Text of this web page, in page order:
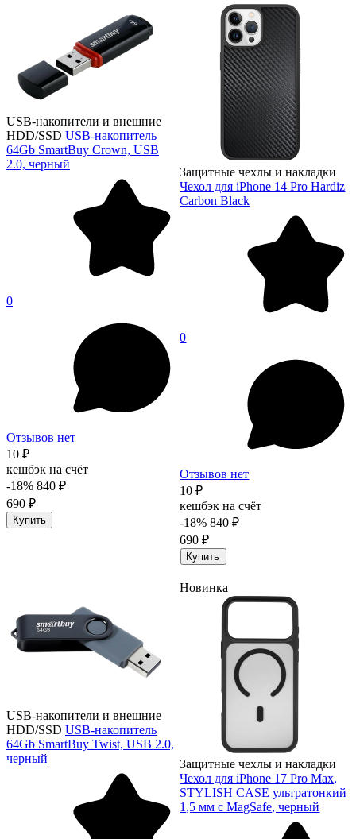
USB-накопители и внешние
HDD/SSD USB-накопитель
64Gb SmartBuy Crown, USB
2.0, черный
0
Отзывов нет
10 ₽
кешбэк на счёт
-18% 840 ₽
690 ₽
Купить
Защитные чехлы и накладки
Чехол для iPhone 14 Pro Hardiz
Carbon Black
0
Отзывов нет
10 ₽
кешбэк на счёт
-18% 840 ₽
690 ₽
Купить
USB-накопители и внешние
HDD/SSD USB-накопитель
64Gb SmartBuy Twist, USB 2.0,
черный
Новинка
Защитные чехлы и накладки
Чехол для iPhone 17 Pro Max,
STYLISH CASE ультратонкий
1,5 мм с MagSafe, черный